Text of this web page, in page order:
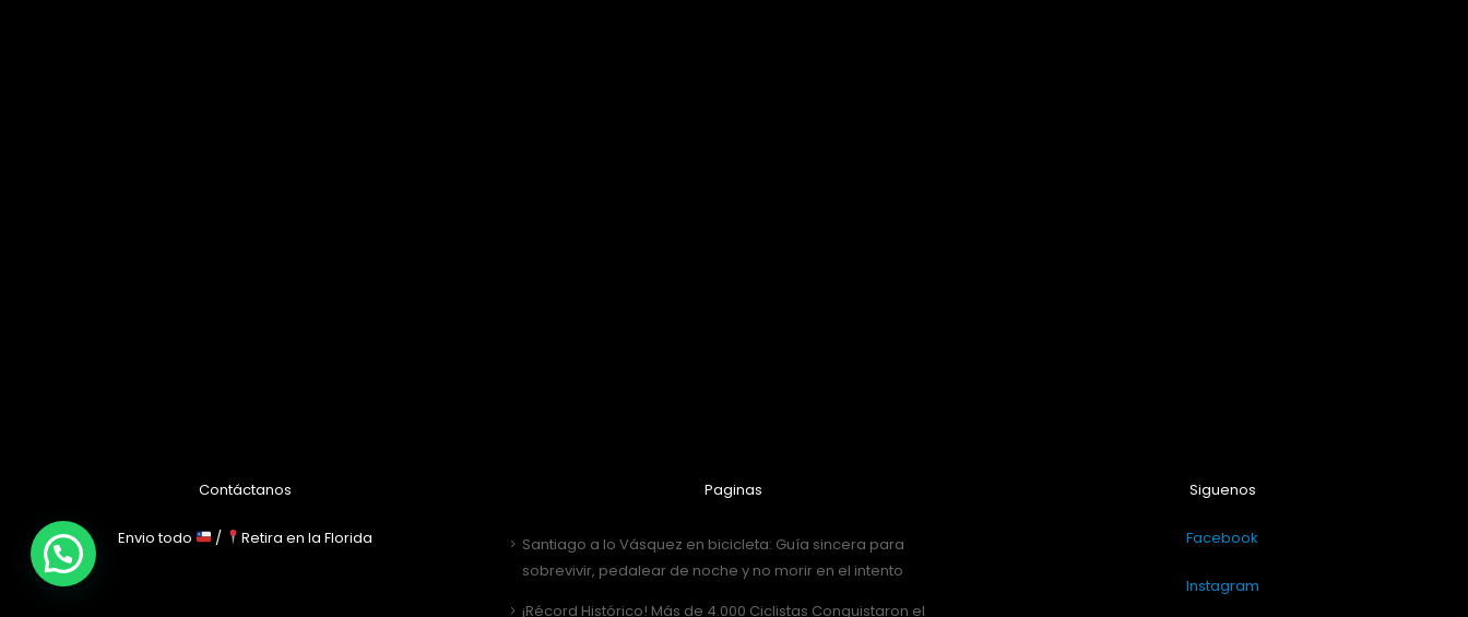
Contáctanos
Envio todo / Retira en la Florida
Paginas
Santiago a lo Vásquez en bicicleta: Guía sincera para
sobrevivir, pedalear de noche y no morir en el intento
¡Récord Histórico! Más de 4.000 Ciclistas Conquistaron el
Siguenos
Facebook
Instagram